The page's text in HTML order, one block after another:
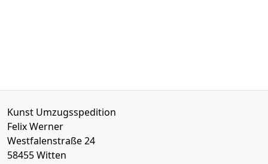
Kunst Umzugsspedition
Felix Werner
Westfalenstraße 24
58455Witten